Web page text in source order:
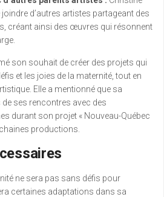
d’autres artistes partageant des
créant ainsi des œuvres qui résonnent
son souhait de créer des projets qui
et les joies de la maternité, tout en
Elle a mentionné que sa
ses rencontres avec des
durant son projet « Nouveau-Québec
productions.
ne sera pas sans défis pour
certaines adaptations dans sa